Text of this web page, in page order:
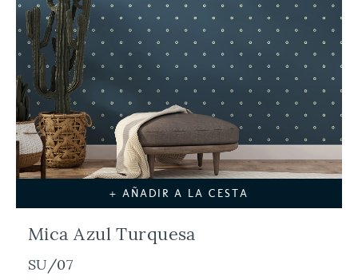
+ AÑADIR A LA CESTA
Mica Azul Turquesa
SU/07